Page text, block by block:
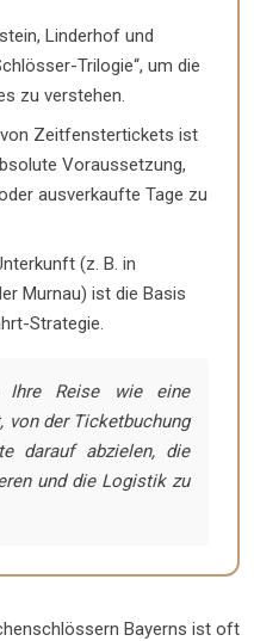
Linderhof und
Trilogie“, um die
zu verstehen.
Zeitfenstertickets ist
Voraussetzung,
ausverkaufte Tage zu
(z. B. in
Murnau) ist die Basis
Strategie.
Reise wie eine
von der Ticketbuchung
darauf abzielen, die
und die Logistik zu
Bayerns ist oft